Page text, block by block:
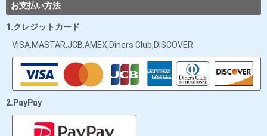
お支払い方法
1.クレジットカード
VISA,MASTAR,JCB,AMEX,Diners Club,DISCOVER
2.PayPay